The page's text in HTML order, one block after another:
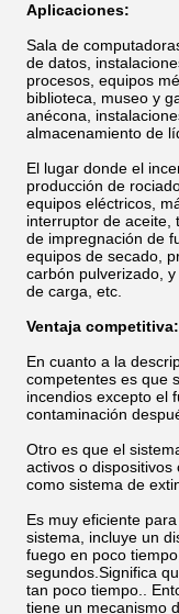
Aplicaciones:
Sala de
de datos,
procesos, equipos
biblioteca, museo y
anécona,
almacenamiento de
El lugar donde el
producción de
equipos eléctricos,
interruptor de aceite,
de impregnación de
equipos de secado,
carbón pulverizado,
de carga, etc.
Ventaja competitiva:
En cuanto a la
competentes es que
incendios excepto el
contaminación
Otro es que el
activos o
como sistema de
Es muy eficiente
sistema, incluye un
fuego en poco
segundos.Significa
tan poco tiempo..
tiene un mecanismo